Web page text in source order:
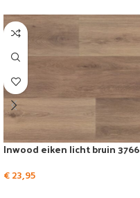
Inwood eiken licht bruin 3766
€23,95